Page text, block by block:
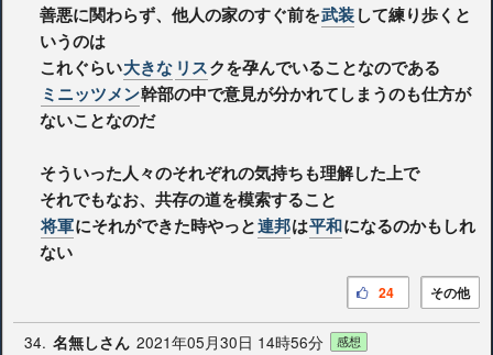
善悪に関わらず、他人の家のすぐ前を武装して練り歩くと
いうのは
これぐらい大きな リスクを孕んでいることなのである
ミニッツメン幹部の中で意見が分かれてしまうのも仕方が
ないことなのだ
そういった人々のそれぞれの気持ちも理解した上で
それでもなお、共存の道を模索すること
将軍にそれができた時やっと連邦は平和になるのかもしれ
ない
その他
24
34. 名無しさん 2021年05月30日 14時56分 感想